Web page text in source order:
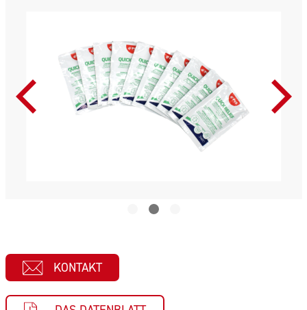
KONTAKT